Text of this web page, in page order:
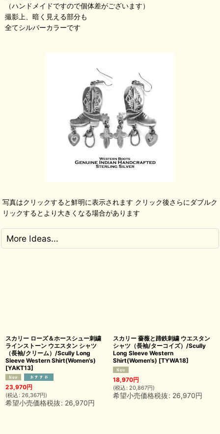
（ハンドメイドですので個体差がございます）
撮影上、暗く見える部分も
全てシルバーカラーです
写真はクリックすると鮮明に表示されます クリック後さらにダブルク
リックするとより大きくなる場合があります
More Ideas...
スカリー ローズ＆ホースシュー刺繍
ラインストーン ウエスタン シャツ
（長袖/クリーム）/Scully Long
Sleeve Western Shirt(Women's)
[YAKT13]
23,970円
(税込 : 26,367円)
希望小売価格税抜: 26,970円
スカリー 薔薇と蹄鉄刺繍 ウエスタン
シャツ（長袖/ターコイズ）/Scully
Long Sleeve Western
Shirt(Women's) [TYWA18]
18,970円
(税込 : 20,867円)
希望小売価格税抜: 26,970円